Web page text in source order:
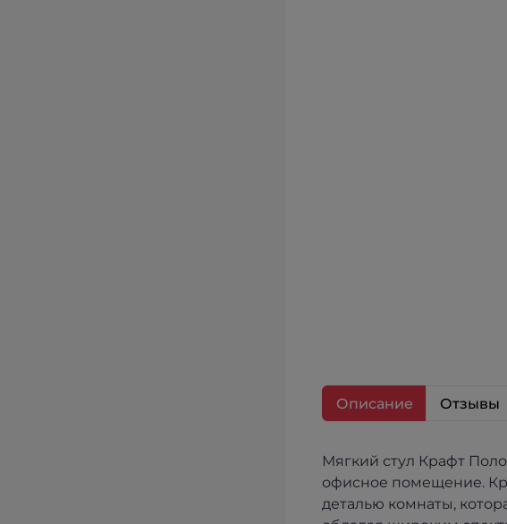
Описание Отзывы
Мягкий стул Крафт
офисное помещение.
деталью комнаты,